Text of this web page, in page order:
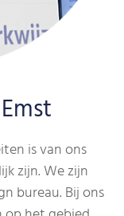
is van ons
zijn. We zijn
bureau. Bij ons